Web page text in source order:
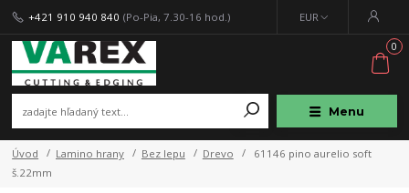
Menu
EUR
+421 910 940 840 (Po-Pia, 7.30-16 hod.)
0
Úvod Lamino hrany Bez lepu Drevo
61146 pino aurelio soft
š.22mm